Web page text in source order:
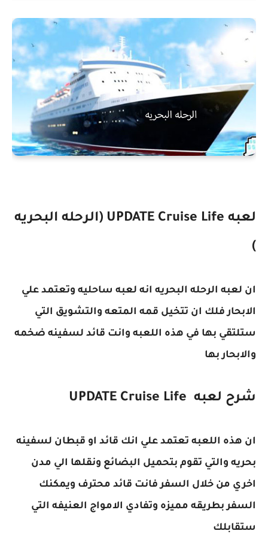
لعبه UPDATE Cruise Life (الرحله البحريه
)
ان لعبه الرحله البحريه انه لعبه ساحليه وتعتمد علي
الابحار فلك ان تتخيل قمه المتعه والتشويق التي
ستلتقي بها في هذه اللعبه وانت قائد لسفينه ضخمه
والابحار بها
شرح لعبه UPDATE Cruise Life
ان هذه اللعبه تعتمد علي انك قائد او قبطان لسفينه
بحريه والتي تقوم بتحميل البضائع ونقلها الي مدن
اخري من خلال السفر فانت قائد محترف ويمكنك
السفر بطريقه مميزه وتفادي الامواج العنيفه التي
ستقابلك